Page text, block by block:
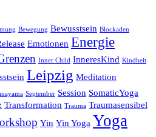
Bewegung Bewusstsein Blockaden
Emotionen Energie
Inner Child InneresKind Kindheit
Leipzig Meditation
September Session SomaticYoga
Transformation Trauma Traumasensibel
Yin Yin Yoga Yoga